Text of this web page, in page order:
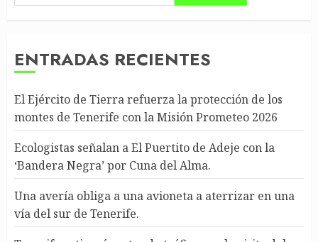
ENTRADAS RECIENTES
El Ejército de Tierra refuerza la protección de los
montes de Tenerife con la Misión Prometeo 2026
Ecologistas señalan a El Puertito de Adeje con la
‘Bandera Negra’ por Cuna del Alma.
Una avería obliga a una avioneta a aterrizar en una
vía del sur de Tenerife.